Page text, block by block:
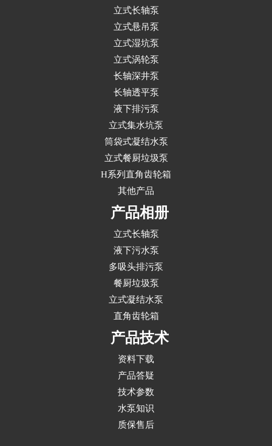
立式长轴泵
立式悬吊泵
立式湿坑泵
立式涡轮泵
长轴深井泵
长轴透平泵
液下排污泵
立式集水坑泵
筒袋式凝结水泵
立式餐厨垃圾泵
H系列直角齿轮箱
其他产品
产品相册
立式长轴泵
液下污水泵
多吸头排污泵
餐厨垃圾泵
立式凝结水泵
直角齿轮箱
产品技术
资料下载
产品答疑
技术参数
水泵知识
质保售后